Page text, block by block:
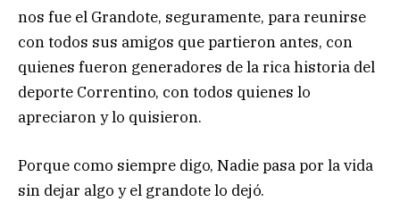
nos fue el Grandote, seguramente, para reunirse
con todos sus amigos que partieron antes, con
quienes fueron generadores de la rica historia del
deporte Correntino, con todos quienes lo
apreciaron y lo quisieron.
Porque como siempre digo, Nadie pasa por la vida
sin dejar algo y el grandote lo dejó.